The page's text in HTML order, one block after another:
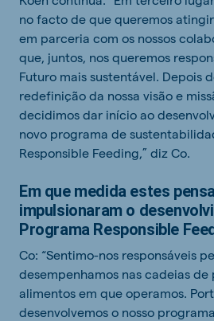
no facto de que queremos
em parceria com os nossos
que, juntos, nos queremos
Futuro mais sustentável. Depois
redefinição da nossa visão e
decidimos dar início ao
novo programa de
Responsible Feeding,” diz Co.
Em que medida estes
impulsionaram o
Programa Responsible
Co: “Sentimo-nos responsáveis
desempenhamos nas cadeias
alimentos em que operamos.
desenvolvemos o nosso